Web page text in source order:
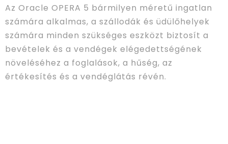
Az Oracle OPERA 5 bármilyen méretű ingatlan
számára alkalmas, a szállodák és üdülőhelyek
számára minden szükséges eszközt biztosít a
bevételek és a vendégek elégedettségének
növeléséhez a foglalások, a hűség, az
értékesítés és a vendéglátás révén.